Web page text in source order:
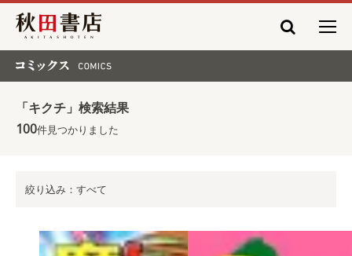
秋田書店
「キクチ」検索結果
100件見つかりました
絞り込み：すべて